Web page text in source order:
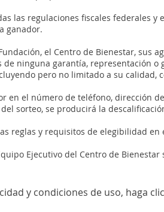
las regulaciones fiscales federales
ganador.
el Centro de Bienestar, sus
ninguna garantía, representación
pero no limitado a su
en el número de teléfono, dirección
sorteo, se producirá la
reglas y requisitos de elegibilidad
Ejecutivo del Centro de
y condiciones de uso, haga clic